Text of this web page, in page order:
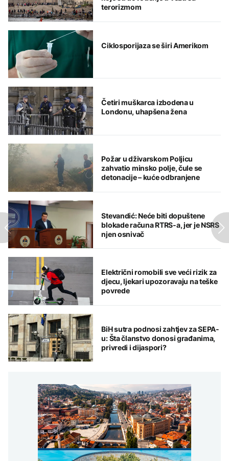
terorizmom
Ciklosporijaza se širi Amerikom
Četiri muškarca izbodena u
Londonu, uhapšena žena
Požar u dživarskom Poljicu
zahvatio minsko polje, čule se
detonacije – kuće odbranjene
Stevandić: Neće biti dopuštene
blokade računa RTRS-a, jer je NSRS
njen osnivač
Električni romobili sve veći rizik za
djecu, ljekari upozoravaju na teške
povrede
BiH sutra podnosi zahtjev za SEPA-
u: Šta članstvo donosi građanima,
privredi i dijaspori?